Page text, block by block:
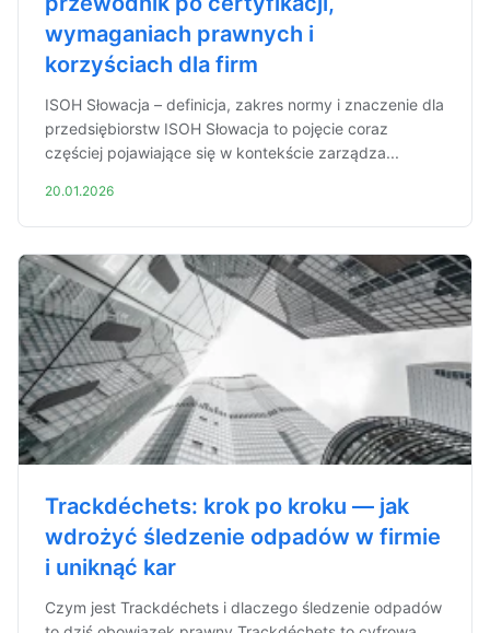
wymaganiach prawnych i
korzyściach dla firm
ISOH Słowacja – definicja, zakres normy i znaczenie dla
przedsiębiorstw ISOH Słowacja to pojęcie coraz
częściej pojawiające się w kontekście zarządza...
20.01.2026
Trackdéchets: krok po kroku — jak
wdrożyć śledzenie odpadów w firmie
i uniknąć kar
Czym jest Trackdéchets i dlaczego śledzenie odpadów